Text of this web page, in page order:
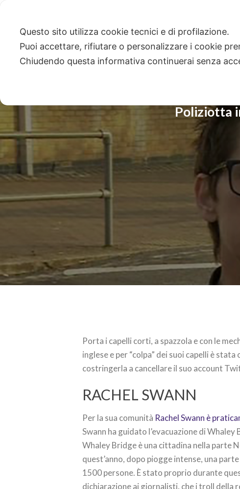
Poliziotta
Porta i capelli corti, a spazzola e con le
inglese e per “colpa” dei suoi capelli è
costringerla a cancellare il suo account
RACHEL SWANN
Per la sua comunità Rachel Swann è
Swann ha guidato l’evacuazione di
Whaley Bridge è una cittadina nella parte
quest’anno, dopo piogge intense, una
1500 persone. È stato proprio durante
dichiarazione ai giornalisti, che i troll della
Questo sito utilizza cookie tecnici e di profilazione.
Puoi accettare, rifiutare o personalizzare i cookie
Chiudendo questa informativa continuerai senza